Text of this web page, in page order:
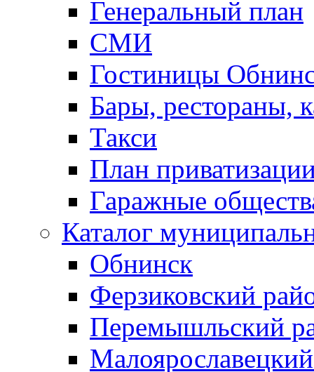
Генеральный план
СМИ
Гостиницы
Бары, рестораны,
Такси
План
Гаражные
Каталог
Обнинск
Ферзиковский
Перемышльский